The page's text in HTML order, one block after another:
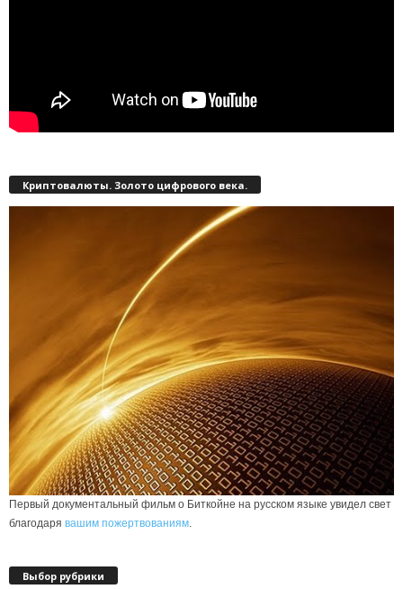
Криптовалюты. Золото цифрового века.
Первый документальный фильм о Биткойне на русском языке увидел свет
благодаря вашим пожертвованиям.
Выбор рубрики